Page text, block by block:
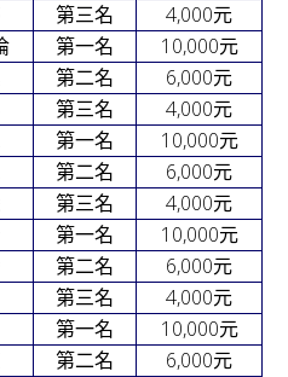
i
o
n
第三名 4,000元
第一名 10,000元
第二名 6,000元
第三名 4,000元
第一名 10,000元
第二名 6,000元
第三名 4,000元
第一名 10,000元
第二名 6,000元
第三名 4,000元
第一名 10,000元
第二名 6,000元